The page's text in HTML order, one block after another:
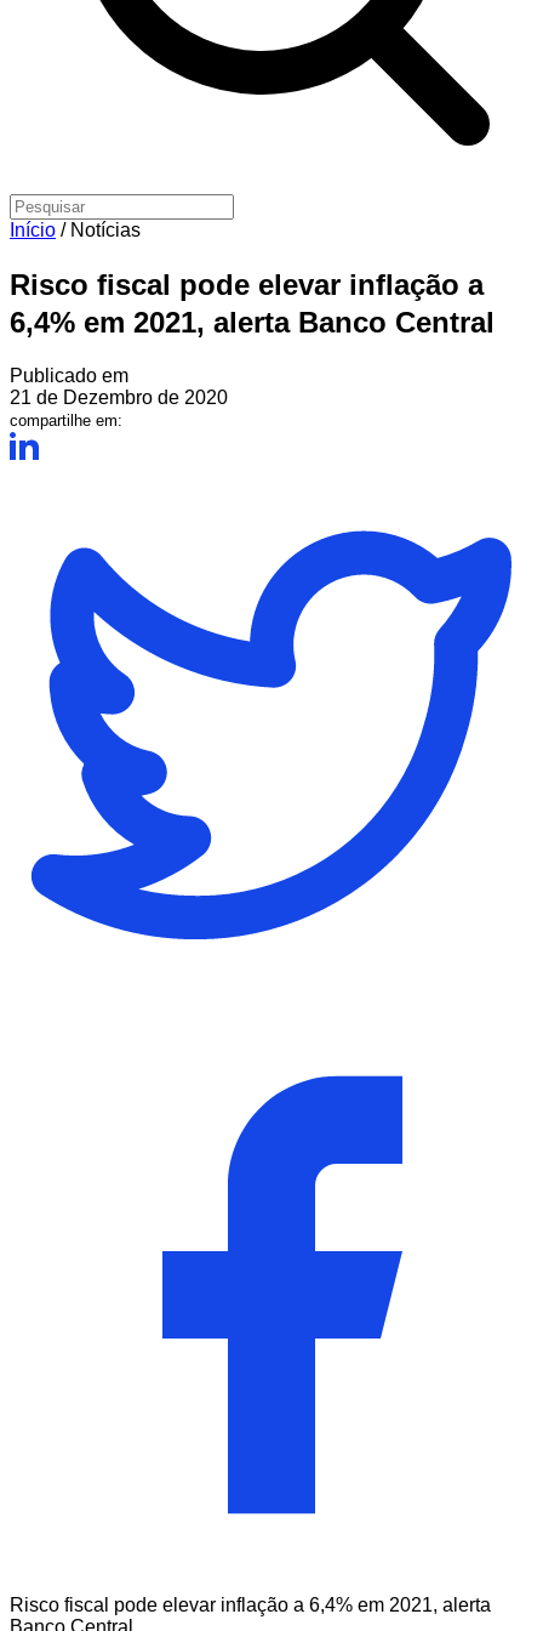
Início / Notícias
Risco fiscal pode elevar inflação a
6,4% em 2021, alerta Banco Central
Publicado em
21 de Dezembro de 2020
compartilhe em:
Risco fiscal pode elevar inflação a 6,4% em 2021, alerta
Banco Central